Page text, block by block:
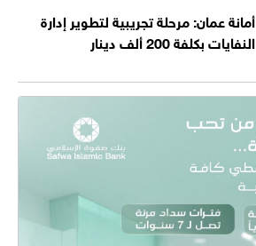
أمانة عمان: مرحلة تجريبية لتطوير إدارة
النفايات بكلفة 200 ألف دينار